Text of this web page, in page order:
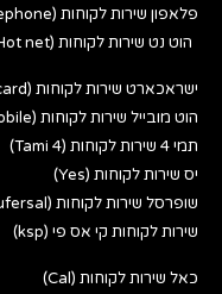
פלאפון שירות לקוחות (Pelephone)
הוט נט שירות לקוחות (Hot net)
ישראכארט שירות לקוחות (Isracard)
הוט מובייל שירות לקוחות (Hot mobile)
תמי 4 שירות לקוחות (Tami 4)
יס שירות לקוחות (Yes)
שופרסל שירות לקוחות (Shufersal)
שירות לקוחות קי אס פי (ksp)
כאל שירות לקוחות (Cal)